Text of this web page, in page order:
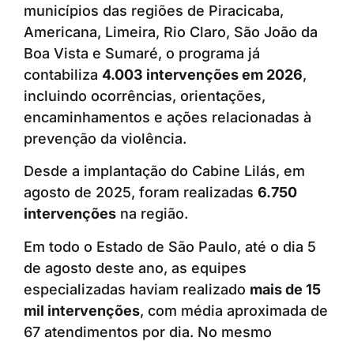
municípios das regiões de Piracicaba,
Americana, Limeira, Rio Claro, São João da
Boa Vista e Sumaré, o programa já
contabiliza 4.003 intervenções em 2026,
incluindo ocorrências, orientações,
encaminhamentos e ações relacionadas à
prevenção da violência.
Desde a implantação do Cabine Lilás, em
agosto de 2025, foram realizadas 6.750
intervenções na região.
Em todo o Estado de São Paulo, até o dia 5
de agosto deste ano, as equipes
especializadas haviam realizado mais de 15
mil intervenções, com média aproximada de
67 atendimentos por dia. No mesmo